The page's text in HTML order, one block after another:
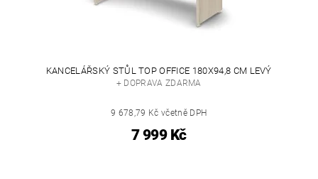
KANCELÁŘSKÝ STŮL TOP OFFICE 180X94,8 CM LEVÝ
+ DOPRAVA ZDARMA
9 678,79 Kč včetně DPH
7 999 Kč